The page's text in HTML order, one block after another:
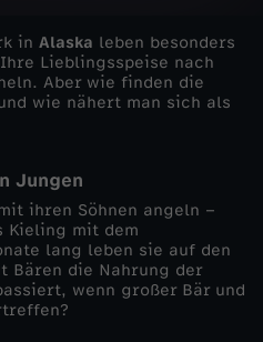
in Alaska leben besonders
Lieblingsspeise nach
Aber wie finden die
wie nähert man sich als
Jungen
ihren Söhnen angeln –
Kieling mit dem
lang leben sie auf den
Bären die Nahrung der
wenn großer Bär und